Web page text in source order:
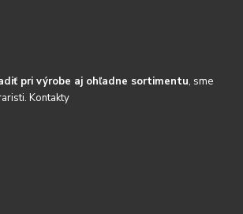
pri výrobe aj ohľadne sortimentu, sme
Kontakty